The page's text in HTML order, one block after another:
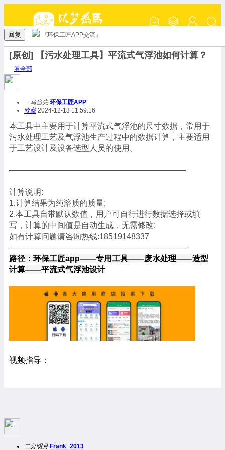
回复 『环保工匠APP交流』
[原创] 【污水处理工具】平流式气浮池如何计算？
看全部
一马当先 环保工匠APP
收藏2024-12-13 11:59:16
本工具中主要用于计算平流式气浮池的尺寸数据，常用于
污水处理工艺及气浮池生产过程中的数据计算，主要适用
于工艺设计及设备选型人员的使用。
——————————————————————
计算说明:
1.计算结果为纯溶质的质量;
2.本工具自带默认数值，用户可自行进行数据选择或填
写，计算的中间值是自动生成，无需修改;
如有计算问题请咨询热线:18519148337
——————————————————————
路径：环保工匠app——专用工具——废水处理——造型
计算——平流式气浮池设计
视频指导：
二分明月 Frank_2013